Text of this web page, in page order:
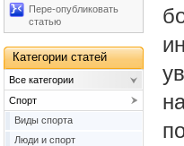
Пере-опубликовать
статью
Категории статей
Все категории
Спорт
Виды спорта
Люди и спорт